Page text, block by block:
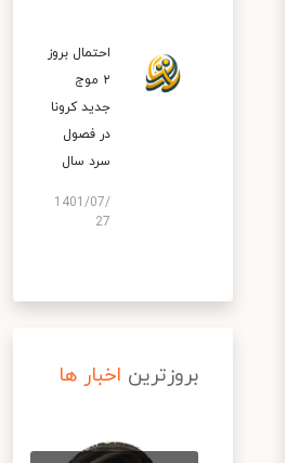
احتمال بروز
۲ موج
جدید کرونا
در فصول
سرد سال
1401/07/
27
بروزترین اخبار ها